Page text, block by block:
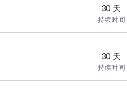
30 天
持续时间
30 天
持续时间